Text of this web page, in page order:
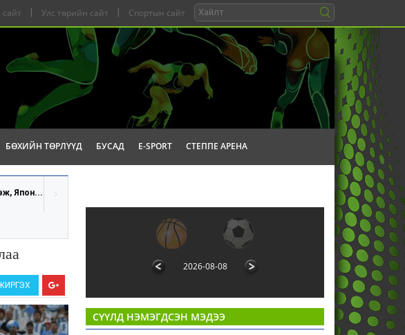
Улс төрийн сайт Спортын сайт
БӨХИЙН ТӨРЛҮҮД БУСАД E-SPORT СТЕППЕ АРЕНА
Япон...
2026-08-08
СҮҮЛД НЭМЭГДСЭН МЭДЭЭ